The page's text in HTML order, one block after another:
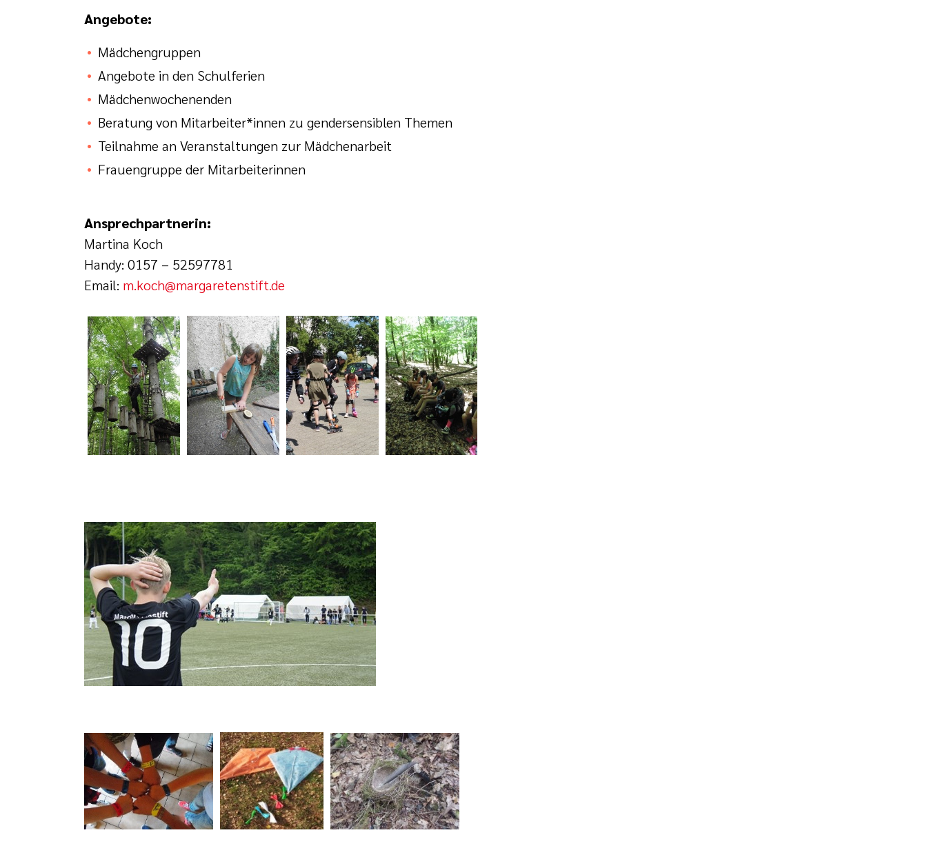
Angebote:
Mädchengruppen
Angebote in den Schulferien
Mädchenwochenenden
Beratung von Mitarbeiter*innen zu gendersensiblen Themen
Teilnahme an Veranstaltungen zur Mädchenarbeit
Frauengruppe der Mitarbeiterinnen
Ansprechpartnerin:
Martina Koch
Handy: 0157 – 52597781
Email: m.koch@margaretenstift.de